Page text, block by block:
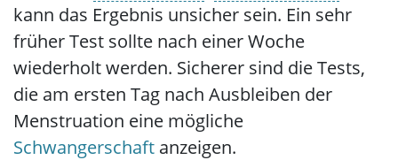
kann das Ergebnis unsicher sein. Ein sehr
früher Test sollte nach einer Woche
wiederholt werden. Sicherer sind die Tests,
die am ersten Tag nach Ausbleiben der
Menstruation eine mögliche
Schwangerschaft anzeigen.